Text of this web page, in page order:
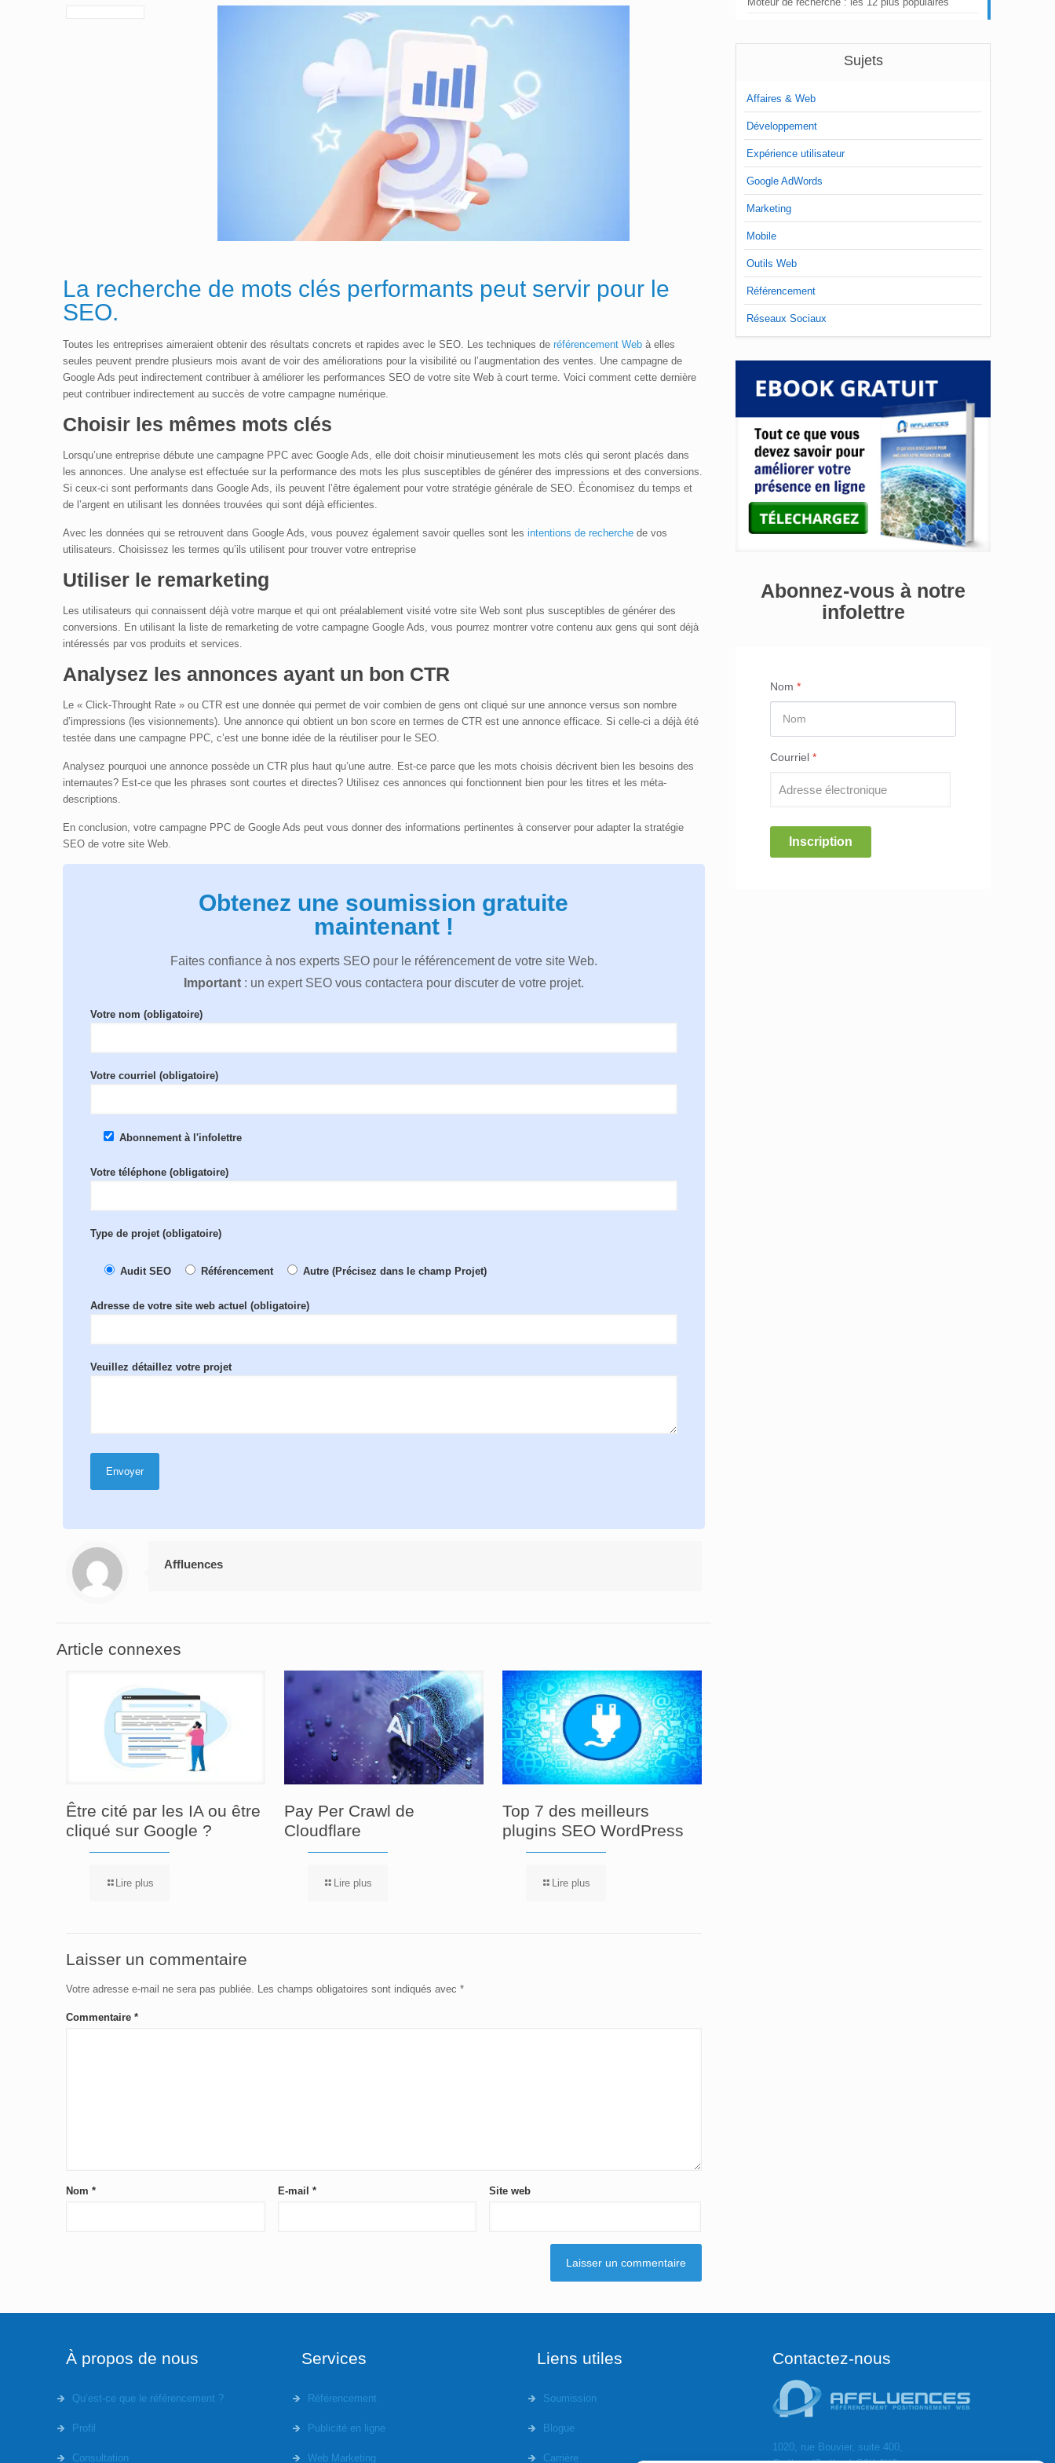
La recherche de mots clés performants peut servir pour le
SEO.
Toutes les entreprises aimeraient obtenir des résultats concrets et rapides avec le SEO. Les techniques deréférencement Web à elles
seules peuvent prendre plusieurs mois avant de voir des améliorations pour la visibilité ou l’augmentation des ventes. Une campagne de
Google Ads peut indirectement contribuer à améliorer les performances SEO de votre site Web à court terme. Voici comment cette dernière
peut contribuer indirectement au succès de votre campagne numérique.
Choisir les mêmes mots clés
Lorsqu’une entreprise débute une campagne PPC avec Google Ads, elle doit choisir minutieusement les mots clés qui seront placés dans
les annonces. Une analyse est effectuée sur la performance des mots les plus susceptibles de générer des impressions et des conversions.
Si ceux-ci sont performants dans Google Ads, ils peuvent l’être également pour votre stratégie générale de SEO. Économisez du temps et
de l’argent en utilisant les données trouvées qui sont déjà efficientes.
Avec les données qui se retrouvent dans Google Ads, vous pouvez également savoir quelles sont lesintentions de recherche de vos
utilisateurs. Choisissez les termes qu’ils utilisent pour trouver votre entreprise
Utiliser le remarketing
Les utilisateurs qui connaissent déjà votre marque et qui ont préalablement visité votre site Web sont plus susceptibles de générer des
conversions. En utilisant la liste de remarketing de votre campagne Google Ads, vous pourrez montrer votre contenu aux gens qui sont déjà
intéressés par vos produits et services.
Analysez les annonces ayant un bon CTR
Le « Click-Throught Rate » ou CTR est une donnée qui permet de voir combien de gens ont cliqué sur une annonce versus son nombre
d’impressions (les visionnements). Une annonce qui obtient un bon score en termes de CTR est une annonce efficace. Si celle-ci a déjà été
testée dans une campagne PPC, c’est une bonne idée de la réutiliser pour le SEO.
Analysez pourquoi une annonce possède un CTR plus haut qu’une autre. Est-ce parce que les mots choisis décrivent bien les besoins des
internautes? Est-ce que les phrases sont courtes et directes? Utilisez ces annonces qui fonctionnent bien pour les titres et les méta-
descriptions.
En conclusion, votre campagne PPC de Google Ads peut vous donner des informations pertinentes à conserver pour adapter la stratégie
SEO de votre site Web.
Obtenez une soumission gratuite
maintenant !
Faites confiance à nos experts SEO pour le référencement de votre site Web.
Important : un expert SEO vous contactera pour discuter de votre projet.
Votre nom (obligatoire)
Votre courriel (obligatoire)
Abonnement à l'infolettre
Votre téléphone (obligatoire)
Type de projet (obligatoire)
Audit SEO Référencement Autre (Précisez dans le champ Projet)
Adresse de votre site web actuel (obligatoire)
Veuillez détaillez votre projet
Affluences
Article connexes
Être cité par les IA ou être
cliqué sur Google ?
Lire plus
Pay Per Crawl de
Cloudflare
Lire plus
Top 7 des meilleurs
plugins SEO WordPress
Lire plus
Laisser un commentaire
Votre adresse e-mail ne sera pas publiée. Les champs obligatoires sont indiqués avec *
Commentaire *
Nom * E-mail * Site web
Sujets
Affaires & Web
Développement
Expérience utilisateur
Google AdWords
Marketing
Mobile
Outils Web
Référencement
Réseaux Sociaux
Abonnez-vous à notre
infolettre
Nom *
Courriel *
Inscription
À propos de nous
Qu’est-ce que le référencement ?
Profil
Consultation
Services
Référencement
Publicité en ligne
Web Marketing
Liens utiles
Soumission
Blogue
Carrière
Contactez-nous
1020, rue Bouvier, suite 400,